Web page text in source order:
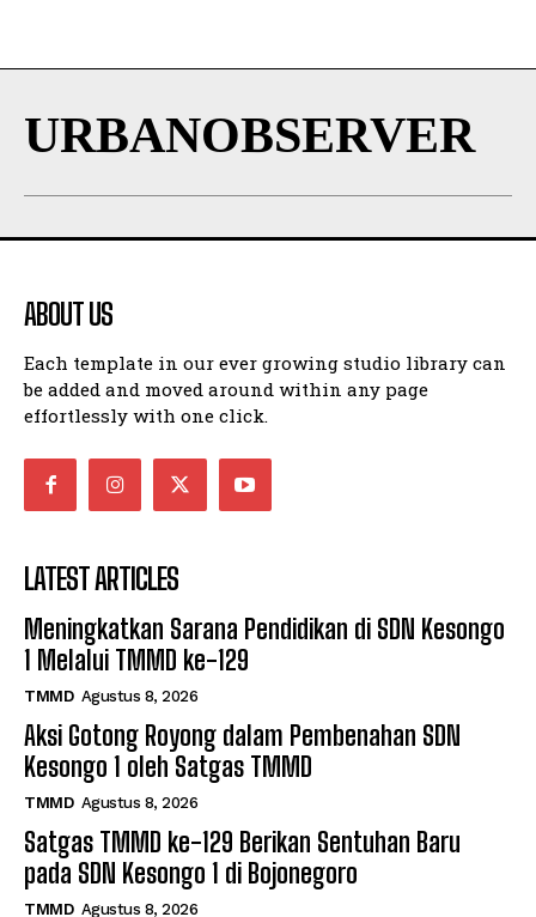
URBANOBSERVER
ABOUT US
Each template in our ever growing studio library can
be added and moved around within any page
effortlessly with one click.
LATEST ARTICLES
Meningkatkan Sarana Pendidikan di SDN Kesongo
1 Melalui TMMD ke-129
TMMD Agustus 8, 2026
Aksi Gotong Royong dalam Pembenahan SDN
Kesongo 1 oleh Satgas TMMD
TMMD Agustus 8, 2026
Satgas TMMD ke-129 Berikan Sentuhan Baru
pada SDN Kesongo 1 di Bojonegoro
TMMD Agustus 8, 2026